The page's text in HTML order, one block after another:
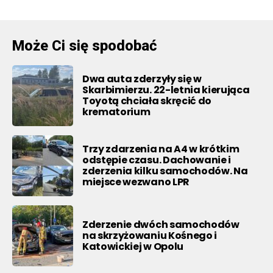
Może Ci się spodobać
Dwa auta zderzyły się w
Skarbimierzu. 22-letnia kierująca
Toyotą chciała skręcić do
krematorium
Trzy zdarzenia na A4 w krótkim
odstępie czasu. Dachowanie i
zderzenia kilku samochodów. Na
miejsce wezwano LPR
Zderzenie dwóch samochodów
na skrzyżowaniu Kośnego i
Katowickiej w Opolu